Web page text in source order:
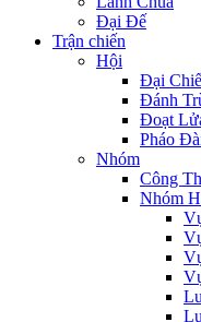
Đại Đế
Trận chiến
Hội
Đại
Đánh
Đoạt
Pháo
Nhóm
Công
Nhóm